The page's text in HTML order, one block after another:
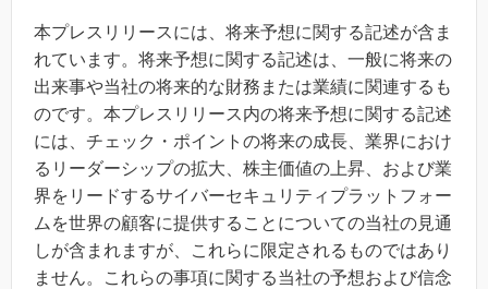
本プレスリリースには、将来予想に関する記述が含ま
れています。将来予想に関する記述は、一般に将来の
出来事や当社の将来的な財務または業績に関連するも
のです。本プレスリリース内の将来予想に関する記述
には、チェック・ポイントの将来の成長、業界におけ
るリーダーシップの拡大、株主価値の上昇、および業
界をリードするサイバーセキュリティプラットフォー
ムを世界の顧客に提供することについての当社の見通
しが含まれますが、これらに限定されるものではあり
ません。これらの事項に関する当社の予想および信念